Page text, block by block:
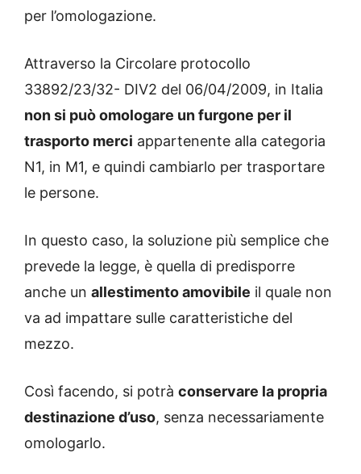
per l’omologazione.
Attraverso la Circolare protocollo
33892/23/32- DIV2 del 06/04/2009, in Italia
non si può omologare un furgone per il
trasporto merci appartenente alla categoria
N1, in M1, e quindi cambiarlo per trasportare
le persone.
In questo caso, la soluzione più semplice che
prevede la legge, è quella di predisporre
anche un allestimento amovibile il quale non
va ad impattare sulle caratteristiche del
mezzo.
Così facendo, si potrà conservare la propria
destinazione d’uso, senza necessariamente
omologarlo.